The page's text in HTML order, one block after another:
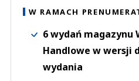
W RAMACH
6 wydań magazynu
Handlowe w wersji
wydania